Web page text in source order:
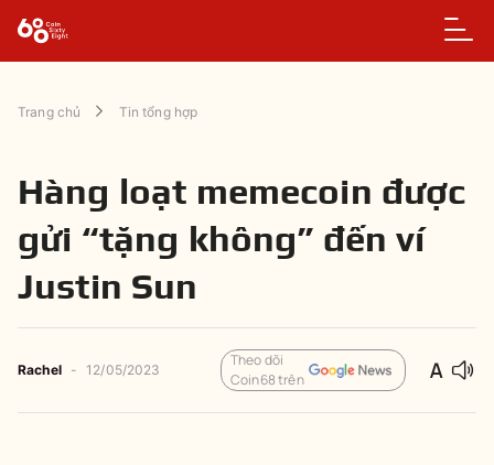
Trang chủ Tin tổng hợp
Hàng loạt memecoin được
gửi “tặng không” đến ví
Justin Sun
Rachel - 12/05/2023
Theo dõi
Coin68 trên